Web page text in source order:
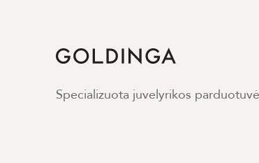
Specializuota juvelyrikos